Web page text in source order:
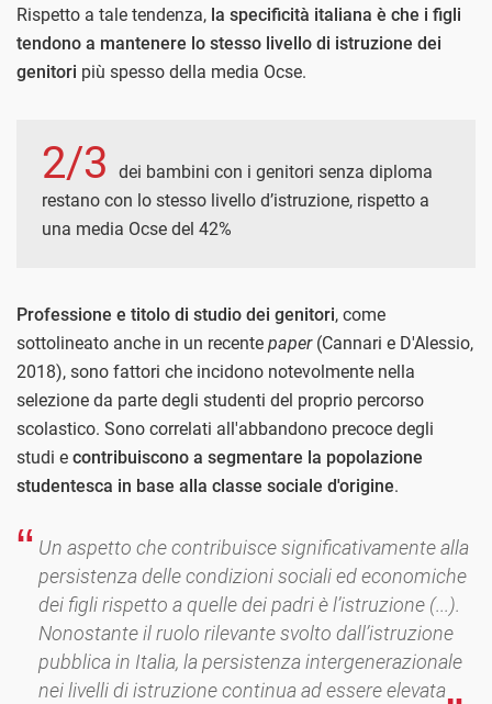
Rispetto a tale tendenza, la specificità italiana è che i figli
tendono a mantenere lo stesso livello di istruzione dei
genitori più spesso della media Ocse.
2/3
dei bambini con i genitori senza diploma
restano con lo stesso livello d’istruzione, rispetto a
una media Ocse del 42%
Professione e titolo di studio dei genitori, come
sottolineato anche in un recente paper(Cannari e D'Alessio,
2018), sono fattori che incidono notevolmente nella
selezione da parte degli studenti del proprio percorso
scolastico. Sono correlati all'abbandono precoce degli
studi e contribuiscono a segmentare la popolazione
studentesca in base alla classe sociale d'origine.
Un aspetto che contribuisce significativamente alla
persistenza delle condizioni sociali ed economiche
dei figli rispetto a quelle dei padri è l’istruzione (...).
Nonostante il ruolo rilevante svolto dall’istruzione
pubblica in Italia, la persistenza intergenerazionale
nei livelli di istruzione continua ad essere elevata